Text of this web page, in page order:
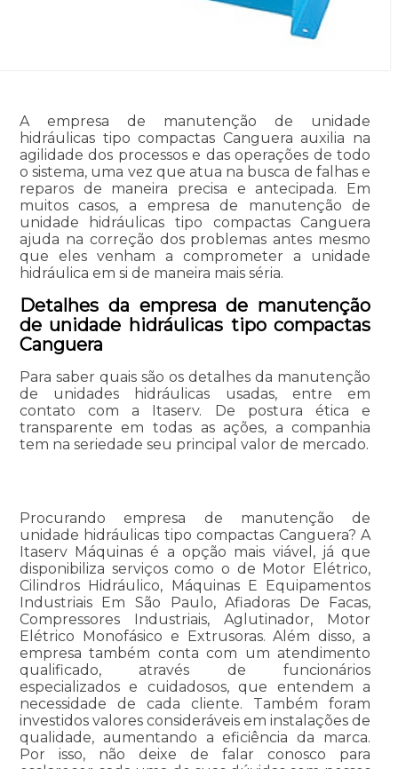
A empresa de manutenção de unidade
hidráulicas tipo compactas Canguera auxilia na
agilidade dos processos e das operações de todo
o sistema, uma vez que atua na busca de falhas e
reparos de maneira precisa e antecipada. Em
muitos casos, a empresa de manutenção de
unidade hidráulicas tipo compactas Canguera
ajuda na correção dos problemas antes mesmo
que eles venham a comprometer a unidade
hidráulica em si de maneira mais séria.
Detalhes da empresa de manutenção
de unidade hidráulicas tipo compactas
Canguera
Para saber quais são os detalhes da manutenção
de unidades hidráulicas usadas, entre em
contato com a Itaserv. De postura ética e
transparente em todas as ações, a companhia
tem na seriedade seu principal valor de mercado.
Procurando empresa de manutenção de
unidade hidráulicas tipo compactas Canguera? A
Itaserv Máquinas é a opção mais viável, já que
disponibiliza serviços como o de Motor Elétrico,
Cilindros Hidráulico, Máquinas E Equipamentos
Industriais Em São Paulo, Afiadoras De Facas,
Compressores Industriais, Aglutinador, Motor
Elétrico Monofásico e Extrusoras. Além disso, a
empresa também conta com um atendimento
qualificado, através de funcionários
especializados e cuidadosos, que entendem a
necessidade de cada cliente. Também foram
investidos valores consideráveis em instalações de
qualidade, aumentando a eficiência da marca.
Por isso, não deixe de falar conosco para